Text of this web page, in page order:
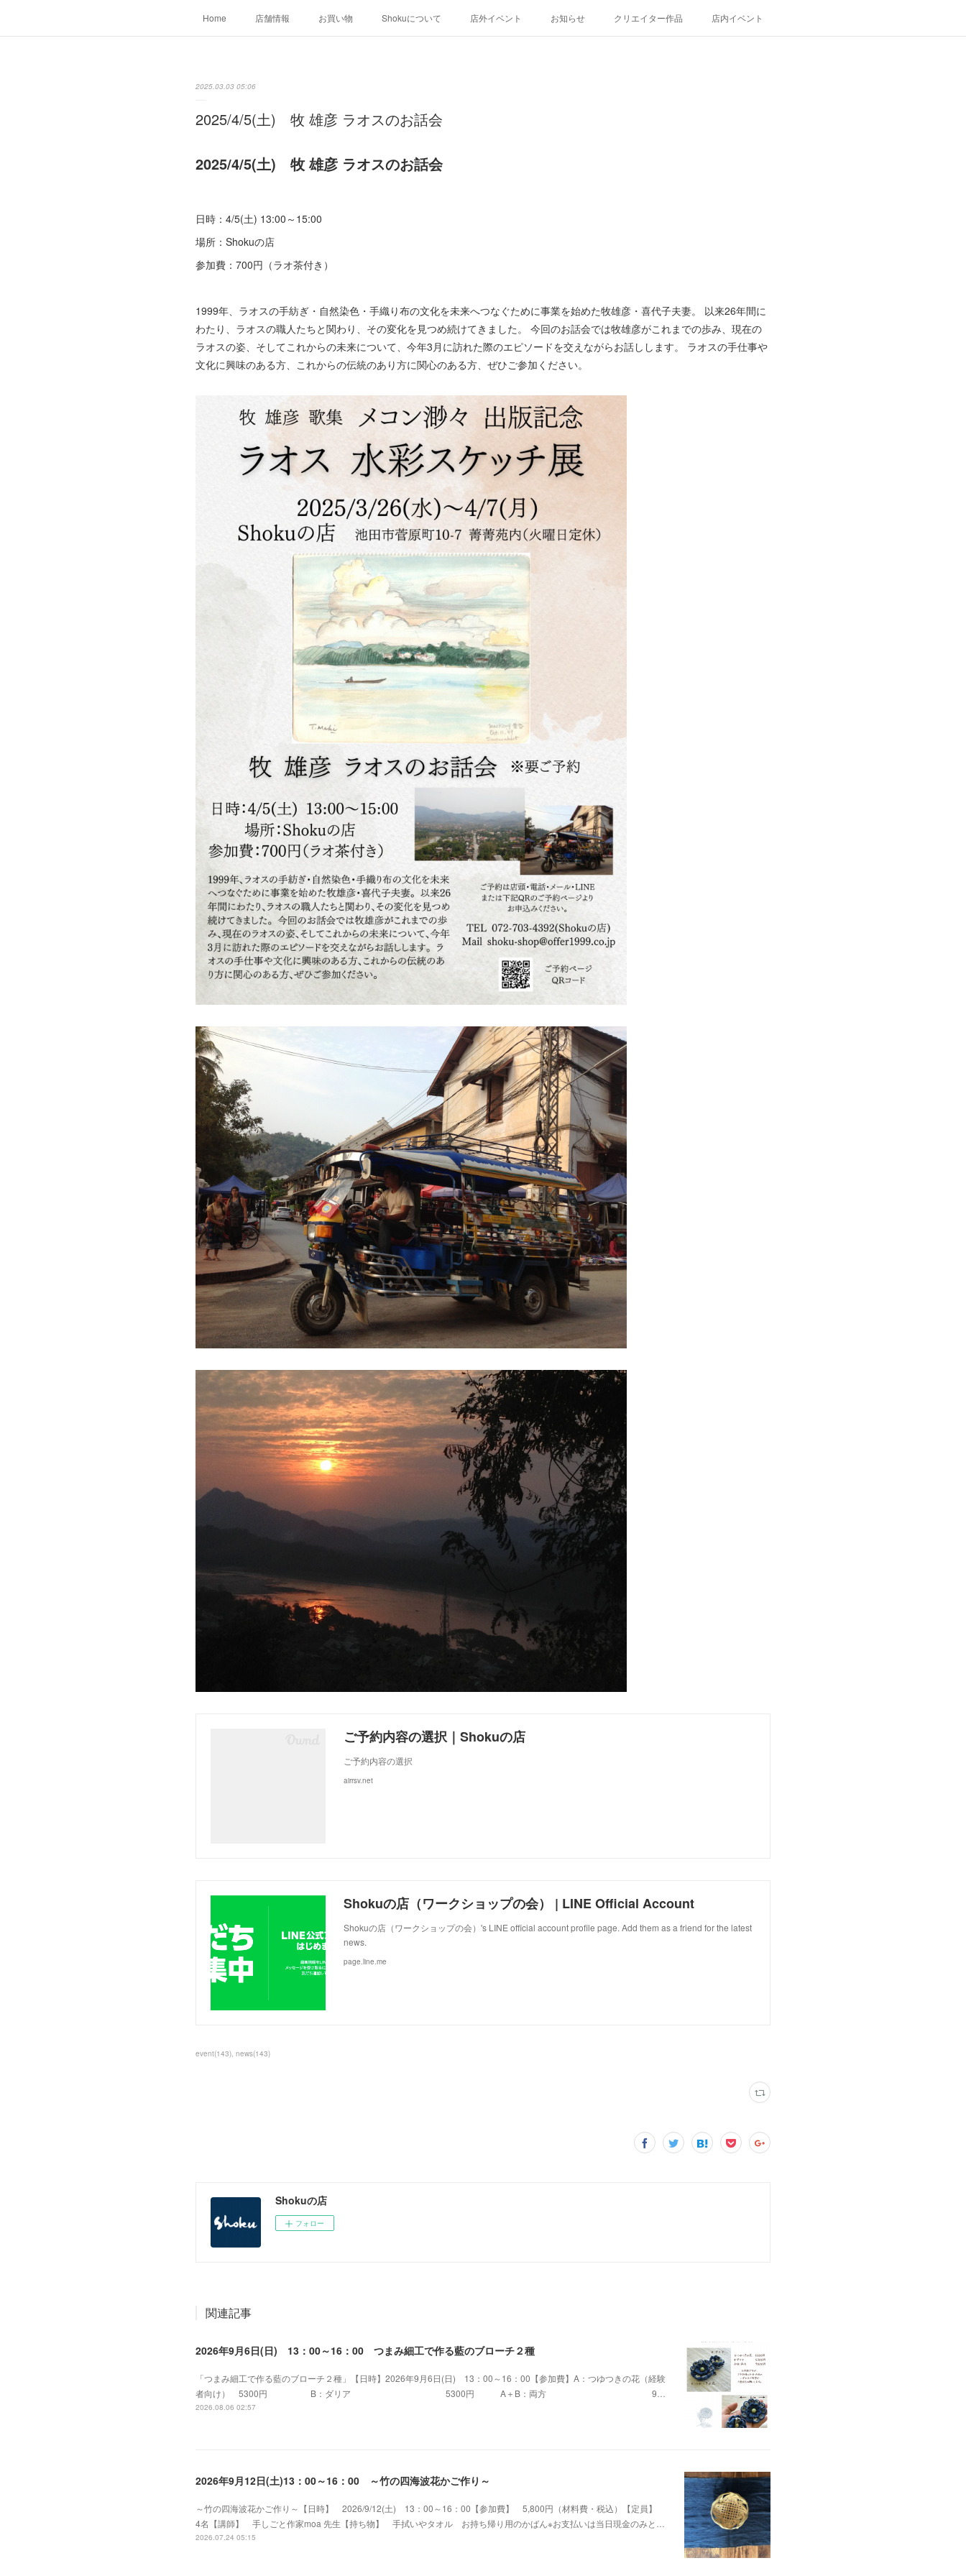
Home 店舗情報 お買い物 Shokuについて 店外イベント お知らせ クリエイター作品 店内イベント
2025.03.03 05:06
2025/4/5(土) 牧 雄彦 ラオスのお話会
2025/4/5(土) 牧 雄彦 ラオスのお話会
日時：4/5(土) 13:00～15:00
場所：Shokuの店
参加費：700円（ラオ茶付き）
1999年、ラオスの手紡ぎ・自然染色・手織り布の文化を未来へつなぐために事業を始めた牧雄彦・喜代子夫妻。 以来26年間に
わたり、ラオスの職人たちと関わり、その変化を見つめ続けてきました。 今回のお話会では牧雄彦がこれまでの歩み、現在の
ラオスの姿、そしてこれからの未来について、今年3月に訪れた際のエピソードを交えながらお話しします。 ラオスの手仕事や
文化に興味のある方、これからの伝統のあり方に関心のある方、ぜひご参加ください。
ご予約内容の選択｜Shokuの店
ご予約内容の選択
airrsv.net
Shokuの店（ワークショップの会） | LINE Official Account
Shokuの店（ワークショップの会）'s LINE official account profile page. Add them as a friend for the latest
news.
page.line.me
event(143) news(143)
Shokuの店
フォロー
関連記事
2026年9月6日(日) 13：00～16：00 つまみ細工で作る藍のブローチ２種
「つまみ細工で作る藍のブローチ２種」【日時】2026年9月6日(日) 13：00～16：00【参加費】A：つゆつきの花（経験
者向け） 5300円 B：ダリア 5300円 A＋B：両方 9…
2026.08.06 02:57
2026年9月12日(土)13：00～16：00 ～竹の四海波花かご作り～
～竹の四海波花かご作り～【日時】 2026/9/12(土) 13：00～16：00【参加費】 5,800円（材料費・税込）【定員】
4名【講師】 手しごと作家moa 先生【持ち物】 手拭いやタオル お持ち帰り用のかばん※お支払いは当日現金のみと…
2026.07.24 05:15